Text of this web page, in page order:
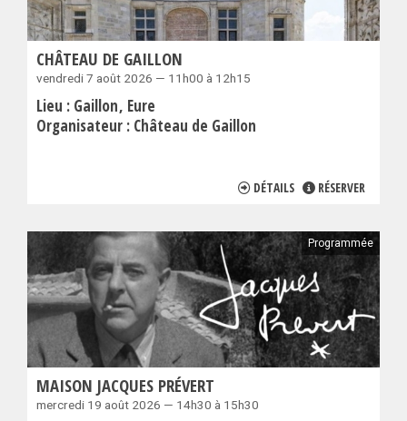
CHÂTEAU DE GAILLON
vendredi 7 août 2026 — 11h00 à 12h15
Lieu : Gaillon Eure
Organisateur : Château de Gaillon
DÉTAILS RÉSERVER
Programmée
MAISON JACQUES PRÉVERT
mercredi 19 août 2026 — 14h30 à 15h30